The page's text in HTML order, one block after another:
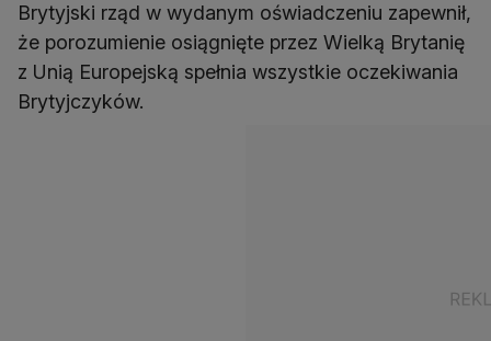
Brytyjski rząd w wydanym oświadczeniu zapewnił,
że porozumienie osiągnięte przez Wielką Brytanię
z Unią Europejską spełnia wszystkie oczekiwania
Brytyjczyków.